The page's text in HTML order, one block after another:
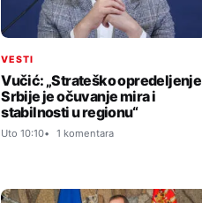
VESTI
Vučić: „Strateško opredeljenje
Srbije je očuvanje mira i
stabilnosti u regionu“
Uto 10:10 1 komentara